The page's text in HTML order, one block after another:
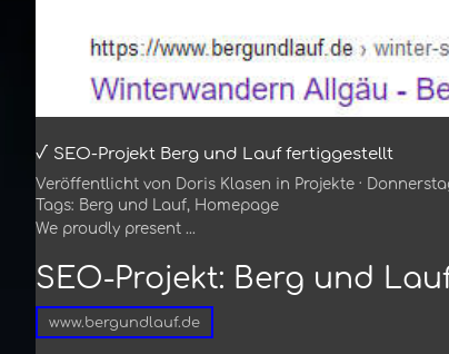
√ SEO-Projekt Berg und Lauf fertiggestellt
Veröffentlicht von Doris Klasen in Projekte ·
Tags: Berg und Lauf, Homepage
We proudly present ...
SEO-Projekt: Berg und
www.bergundlauf.de